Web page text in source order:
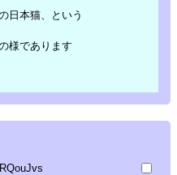
日本猫、という
様であります